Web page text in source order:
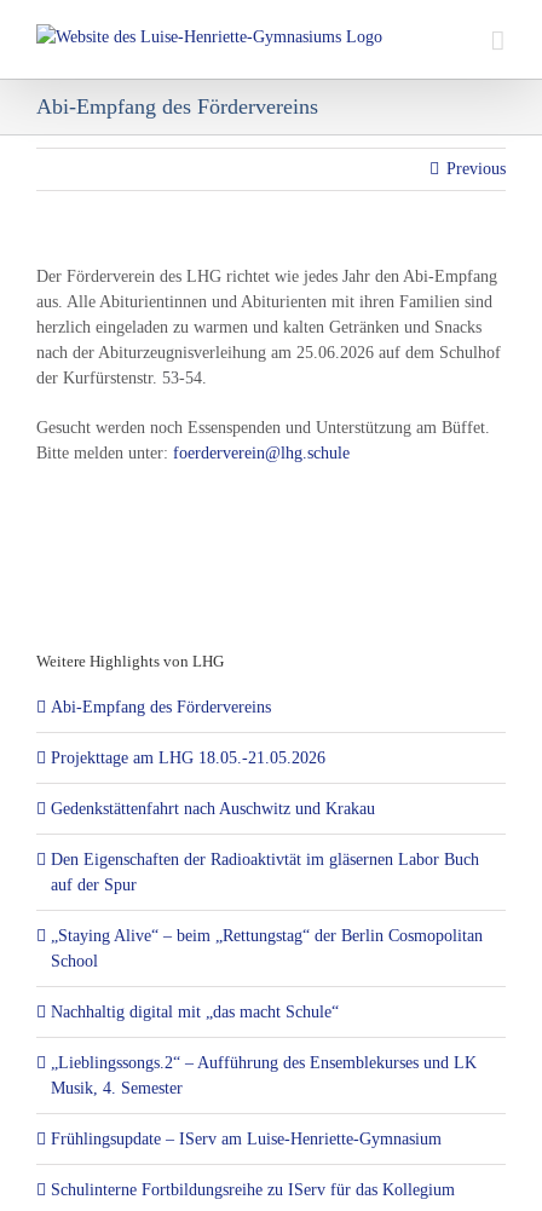
Abi-Empfang des Fördervereins
Previous
Der Förderverein des LHG richtet wie jedes Jahr den Abi-Empfang
aus. Alle Abiturientinnen und Abiturienten mit ihren Familien sind
herzlich eingeladen zu warmen und kalten Getränken und Snacks
nach der Abiturzeugnisverleihung am 25.06.2026 auf dem Schulhof
der Kurfürstenstr. 53-54.
Gesucht werden noch Essenspenden und Unterstützung am Büffet.
Bitte melden unter: foerderverein@lhg.schule
Weitere Highlights von LHG
Abi-Empfang des Fördervereins
Projekttage am LHG 18.05.-21.05.2026
Gedenkstättenfahrt nach Auschwitz und Krakau
Den Eigenschaften der Radioaktivtät im gläsernen Labor Buch
auf der Spur
„Staying Alive“ – beim „Rettungstag“ der Berlin Cosmopolitan
School
Nachhaltig digital mit „das macht Schule“
„Lieblingssongs.2“ – Aufführung des Ensemblekurses und LK
Musik, 4. Semester
Frühlingsupdate – IServ am Luise-Henriette-Gymnasium
Schulinterne Fortbildungsreihe zu IServ für das Kollegium